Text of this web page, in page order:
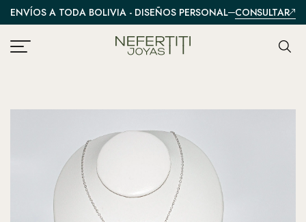
ENVÍOS A TODA BOLIVIA - DISEÑOS PERSONALIZADOS
CONSULTAR